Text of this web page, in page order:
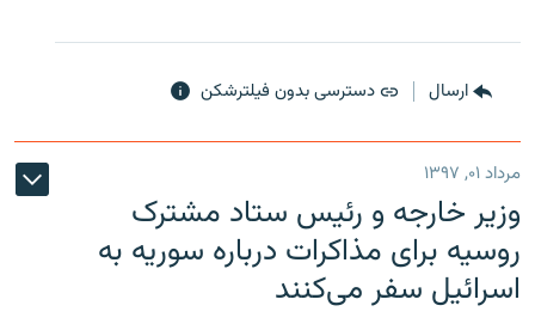
ارسال دسترسی بدون فیلترشکن
مرداد ۰۱, ۱۳۹۷
وزیر خارجه و رئیس‌ ستاد مشترک
روسیه برای مذاکرات درباره سوریه به
اسرائیل سفر می‌کنند